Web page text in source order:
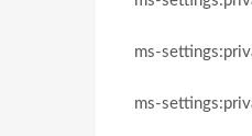
ms-
ms-